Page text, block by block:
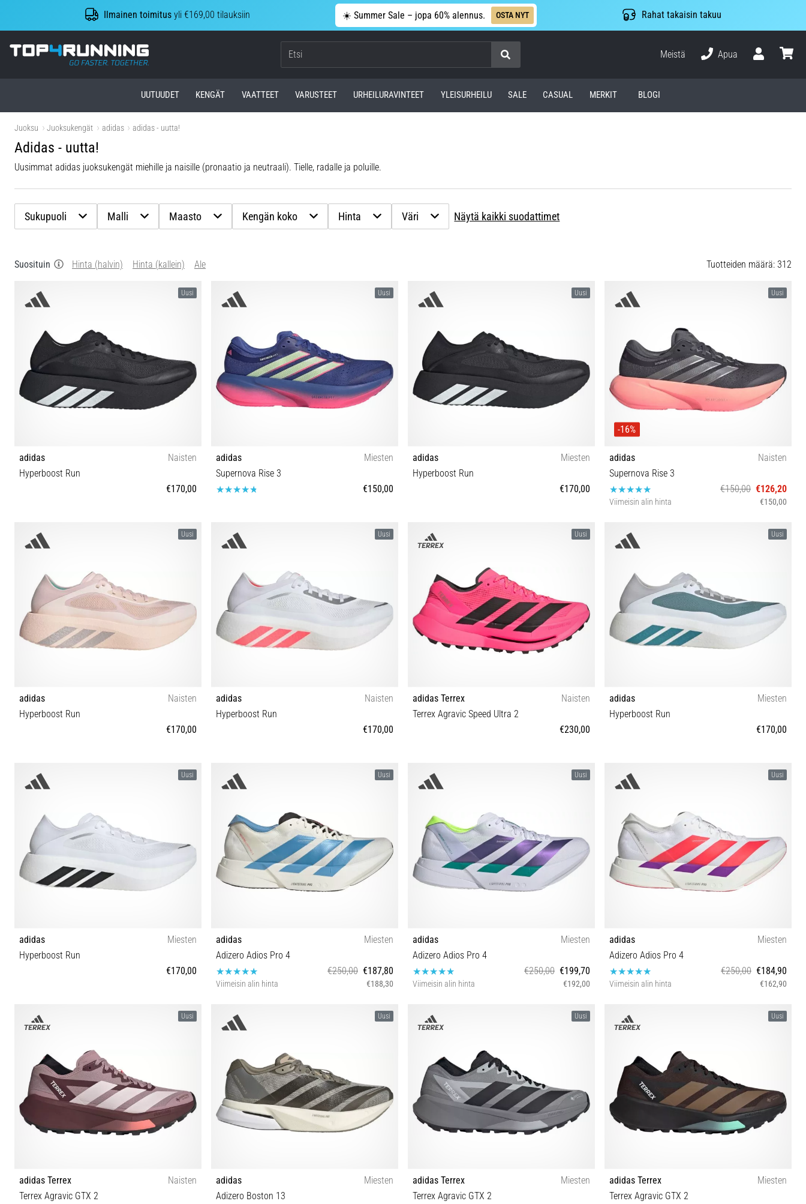
Ilmainen toimitus yli €169,00 tilauksiin ☀️ Summer Sale – jopa 60% alennus. OSTA NYT Rahat takaisin takuu
Top4Running.fi
Meistä
Apua
UUTUUDET KENGÄT VAATTEET VARUSTEET URHEILURAVINTEET YLEISURHEILU SALE CASUAL MERKIT BLOGI
Juoksu Juoksukengät adidas adidas - uutta!
Adidas - uutta!
Uusimmat adidas juoksukengät miehille ja naisille (pronaatio ja neutraali). Tielle, radalle ja poluille.
Sukupuoli Malli Maasto Kengän koko Hinta Väri Näytä kaikki suodattimet
Suosituin Hinta (halvin) Hinta (kallein) Ale Tuotteiden määrä: 312
Uusi
adidas
Naisten
Hyperboost Run
€170,00
36⅔ 37⅓ 38 38⅔ 39⅓ 40 40⅔ 41⅓ 42
Uusi
adidas
Miesten
Supernova Rise 3
€150,00
40⅔ 41⅓ 42 42⅔ 43⅓ 44 44⅔ 45⅓ 46 46⅔ 47⅓
Uusi
adidas
Miesten
Hyperboost Run
€170,00
40⅔ 41⅓ 42 42⅔ 43⅓ 44 44⅔ 45⅓ 46 46⅔ 47⅓
Uusi
-16%
adidas
Naisten
Supernova Rise 3
€150,00 €126,20
Viimeisin alin hinta €150,00
36⅔ 37⅓ 38 38⅔ 39⅓ 40 40⅔ 41⅓ 42 42⅔
Uusi
adidas
Naisten
Hyperboost Run
€170,00
36⅔ 37⅓ 38 38⅔ 39⅓ 40 40⅔ 41⅓ 42 42⅔ 43⅓
Uusi
adidas
Naisten
Hyperboost Run
€170,00
36⅔ 37⅓ 38 38⅔ 39⅓ 40 40⅔ 41⅓ 42 42⅔ 43⅓
Uusi
adidas Terrex
Naisten
Terrex Agravic Speed Ultra 2
€230,00
Uusi
adidas
Miesten
Hyperboost Run
€170,00
40⅔ 41⅓ 42 42⅔ 43⅓ 44 44⅔ 45⅓ 46 46⅔ 47⅓
Uusi
adidas
Miesten
Hyperboost Run
€170,00
40⅔ 41⅓ 42 42⅔ 43⅓ 44 44⅔ 45⅓ 46 46⅔ 47⅓
Uusi
adidas
Miesten
Adizero Adios Pro 4
€250,00 €187,80
Viimeisin alin hinta €188,30
40⅔ 41⅓ 42 42⅔ 43⅓ 44 44⅔ 45⅓ 46 46⅔ 47⅓
Uusi
adidas
Miesten
Adizero Adios Pro 4
€250,00 €199,70
Viimeisin alin hinta €192,00
40⅔ 41⅓ 42 42⅔ 43⅓ 44 44⅔ 45⅓ 46 46⅔ 47⅓
Uusi
adidas
Miesten
Adizero Adios Pro 4
€250,00 €184,90
Viimeisin alin hinta €162,90
40⅔ 41⅓ 42⅔ 43⅓ 44 44⅔ 45⅓ 46 46⅔ 47⅓
Uusi
adidas Terrex
Naisten
Terrex Agravic GTX 2
Uusi
adidas
Miesten
Adizero Boston 13
Uusi
adidas Terrex
Miesten
Terrex Agravic GTX 2
Uusi
adidas Terrex
Miesten
Terrex Agravic GTX 2